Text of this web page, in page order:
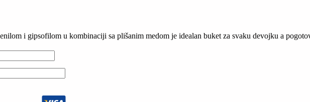
i gipsofilom u kombinaciji sa plišanim medom je idealan buket za svaku devojku a